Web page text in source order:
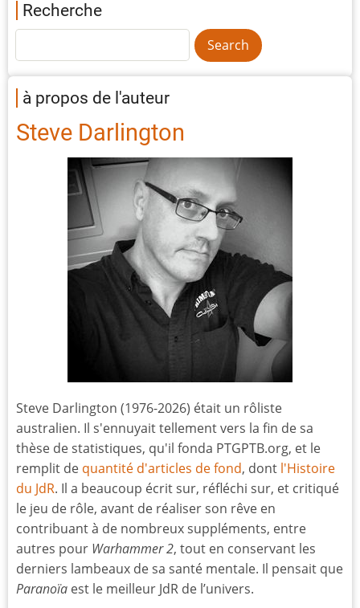
Recherche
à propos de l'auteur
Steve Darlington
Steve Darlington (1976-2026) était un rôliste
australien. Il s'ennuyait tellement vers la fin de sa
thèse de statistiques, qu'il fonda PTGPTB.org, et le
remplit de quantité d'articles de fond, dont l'Histoire
du JdR. Il a beaucoup écrit sur, réfléchi sur, et critiqué
le jeu de rôle, avant de réaliser son rêve en
contribuant à de nombreux suppléments, entre
autres pour Warhammer 2, tout en conservant les
derniers lambeaux de sa santé mentale. Il pensait que
Paranoïa est le meilleur JdR de l’univers.